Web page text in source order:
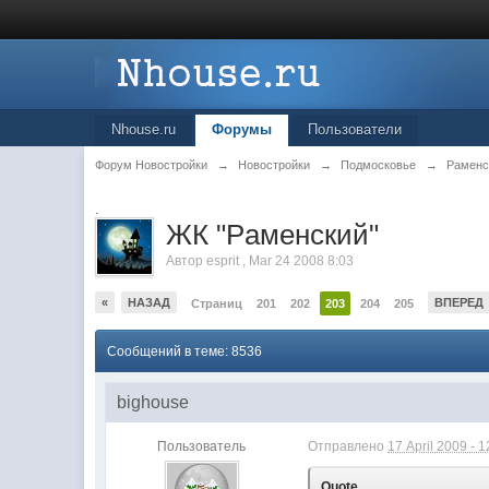
Nhouse.ru Форумы Пользователи
Форум Новостройки → Новостройки → Подмосковье →
.
ЖК "Рaменский"
Авторesprit , Mar 24 2008 8:03
« НАЗАД Страниц 201 202 203 204 205 ВПЕРЕД
Сообщений в теме: 8536
bighouse
Пользователь Отправлено 17 April 2009 -